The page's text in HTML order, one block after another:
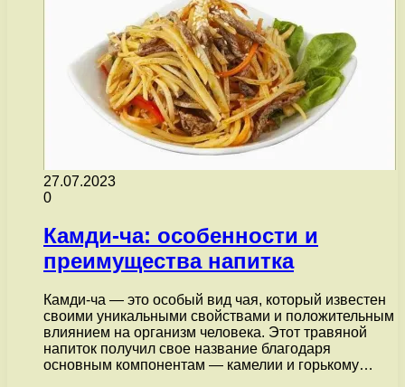
27.07.2023
0
Камди-ча: особенности и
преимущества напитка
Камди-ча — это особый вид чая, который известен
своими уникальными свойствами и положительным
влиянием на организм человека. Этот травяной
напиток получил свое название благодаря
основным компонентам — камелии и горькому…